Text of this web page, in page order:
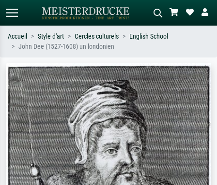
Recherchez par artiste, titre ou style –
ex. Monet, Nuit étoilée,
impressionnisme, vague de Hokusai,
nu.
Décrivez la scène – ex. prairie verte,
abstrait avec beaucoup de rouge,
tableau sombre, nu debout près d'un
arbre.
Accueil Style d'art Cercles culturels
English School
John Dee (1527-1608) un londonien